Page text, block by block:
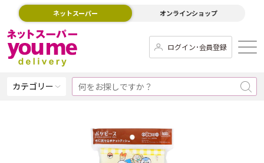
ネットスーパー オンラインショップ
ログイン･会員登録
カテゴリー